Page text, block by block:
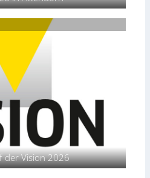
der Vision 2026